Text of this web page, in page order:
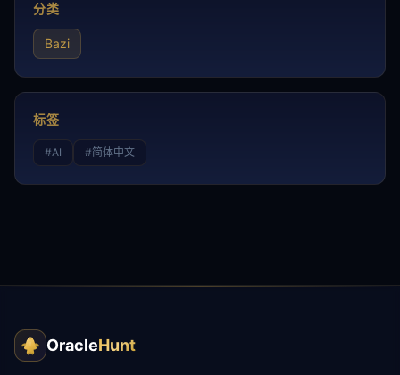
分类
Bazi
标签
#AI #简体中文
OracleHunt